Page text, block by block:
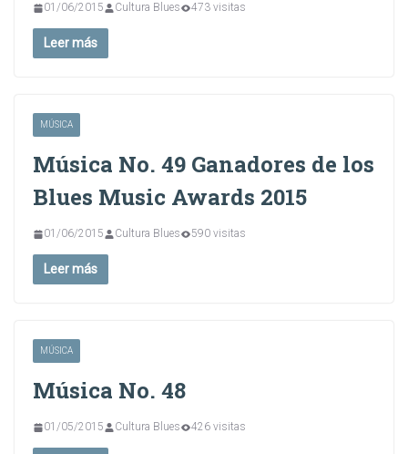
01/06/2015 Cultura Blues 473 visitas
Leer más
MÚSICA
Música No. 49 Ganadores de los
Blues Music Awards 2015
01/06/2015 Cultura Blues 590 visitas
Leer más
MÚSICA
Música No. 48
01/05/2015 Cultura Blues 426 visitas